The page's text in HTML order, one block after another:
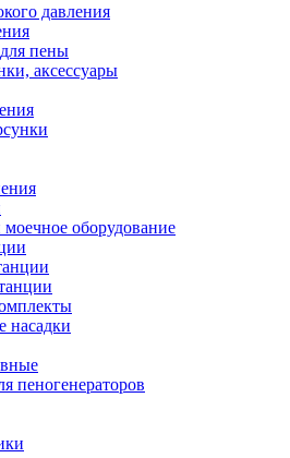
давления
пены
аксессуары
оборудование
насадки
пеногенераторов